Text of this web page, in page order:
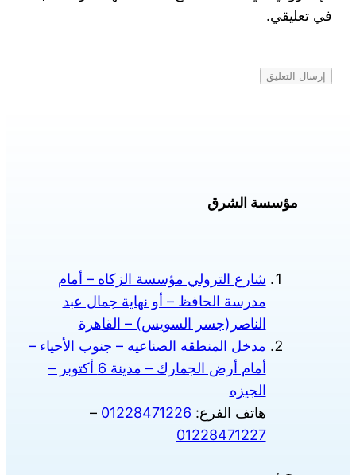
في تعليقي.
مؤسسة الشرق
شارع الترولي مؤسسة الزكاه – أمام
مدرسة الحافظ – أو نهاية جمال عبد
الناصر(جسر السويس) – القاهرة
مدخل المنطقه الصناعيه – جنوب الأحياء –
أمام أرض الجمارك – مدينة 6 أكتوبر –
الجيزه
هاتف الفرع: 01228471226
–
01228471227